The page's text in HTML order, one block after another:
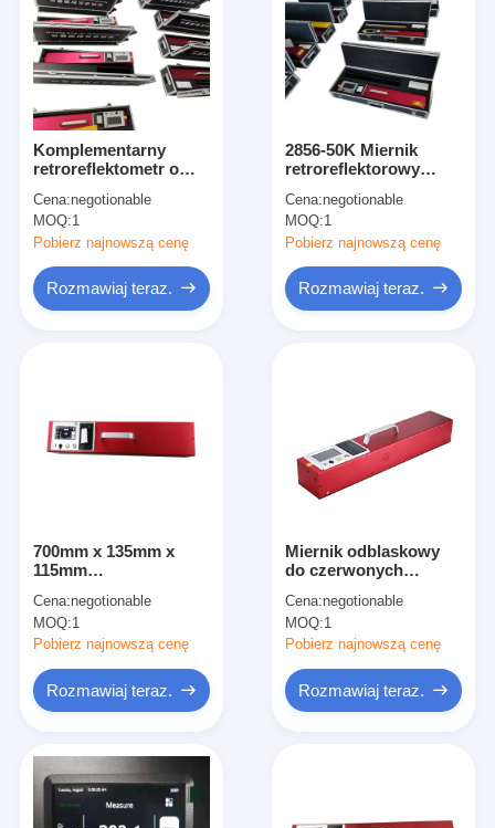
Produkty
Komplementarny
retroreflektometr o
oznakowania dróg
Cena:negotionable
MOQ:1
Pobierz najnowszą cenę
Rozmawiaj teraz.
2856-50K Miernik
retroreflektorowy
oznaczeń drogowych
Cena:negotionable
MOQ:1
Pobierz najnowszą cenę
Rozmawiaj teraz.
700mm x 135mm x
115mm
oznaczeń drogowych
Opatentowany system
optyczny
Cena:negotionable
MOQ:1
Pobierz najnowszą cenę
Rozmawiaj teraz.
Miernik odblaskowy
do czerwonych
2856+50K
Cena:negotionable
MOQ:1
Pobierz najnowszą cenę
Rozmawiaj teraz.